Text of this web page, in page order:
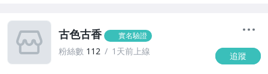
古色古香 實名驗證
粉絲數 112 1天前上線 追蹤